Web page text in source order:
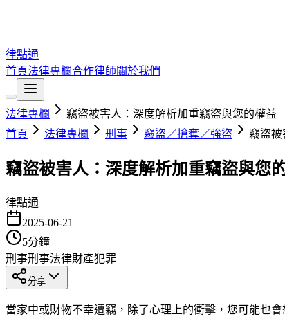
律點通
首頁法律專欄合作律師關於我們
法律專欄
竊盜被害人：深度解析加重竊盜與您的權益
首頁
法律專欄 刑事 竊盜／搶奪／強盜 竊盜被
竊盜被害人：深度解析加重竊盜與您
律點通
2025-06-21
5分鐘
刑事刑事法律財產犯罪
分享
當家中或財物不幸遭竊，除了心理上的衝擊，您可能也